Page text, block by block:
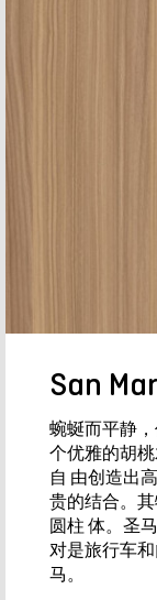
San
蜿蜒而平静
个优雅的胡
自 由创造出
贵的结合。
圆柱 体。圣
对是旅行车和
马。